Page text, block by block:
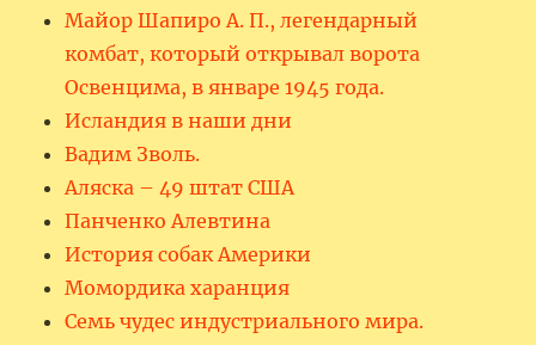
Майор Шапиро А. П., легендарный
комбат, который открывал ворота
Освенцима, в январе 1945 года.
Исландия в наши дни
Вадим Зволь.
Аляска – 49 штат США
Панченко Алевтина
История собак Америки
Момордика харанция
Семь чудес индустриального мира.